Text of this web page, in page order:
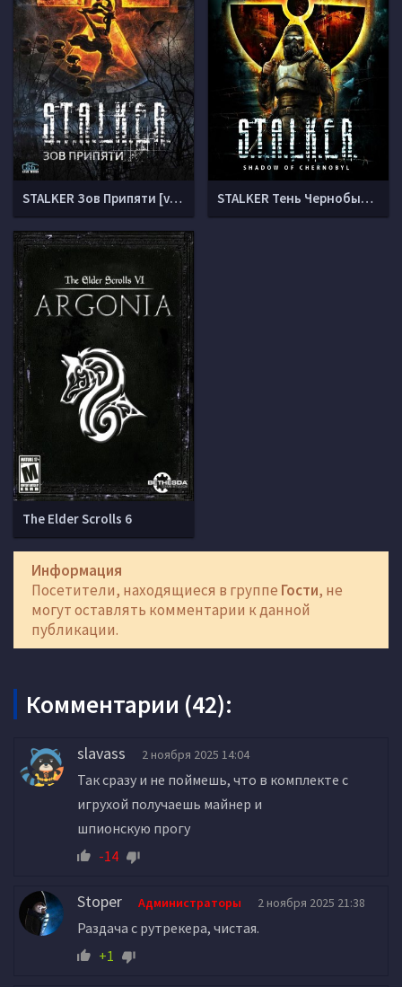
STALKER Зов Припяти [v1.6.02] STALKER Тень Чернобыля (v 1.0006)
The Elder Scrolls 6
Информация
Посетители, находящиеся в группе Гости, не
могут оставлять комментарии к данной
публикации.
Комментарии (42):
slavass 2 ноября 2025 14:04
Так сразу и не поймешь, что в комплекте с
игрухой получаешь майнер и
шпионскую прогу
-14
Stoper Администраторы 2 ноября 2025 21:38
Раздача с рутрекера, чистая.
+1